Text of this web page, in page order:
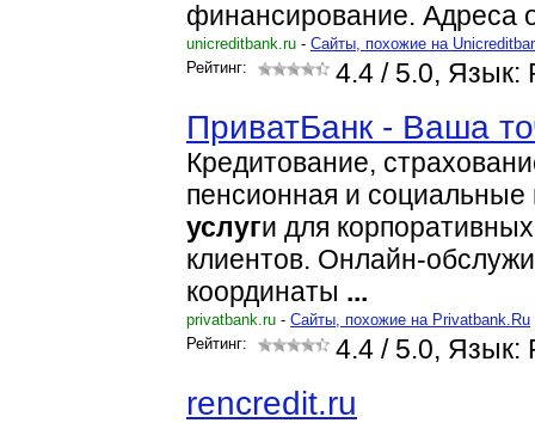
финансирование. Адреса
unicreditbank.ru - Cайты, похожие на
Рейтинг:
4.4 / 5.0, Язык:
ПриватБанк - Ваша
Кредитование,
пенсионная и
услуги для
клиентов. Онлайн-
координаты ...
privatbank.ru - Cайты, похожие на Privatbank.Ru
Рейтинг:
4.4 / 5.0, Язык:
rencredit.ru